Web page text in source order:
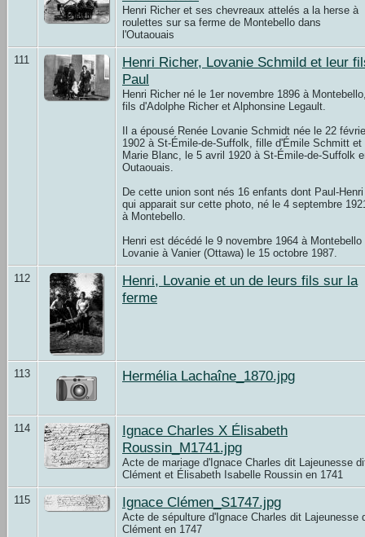
Henri Richer et ses chevreaux attelés a la herse à
roulettes sur sa ferme de Montebello dans
l'Outaouais
111
Henri Richer, Lovanie Schmild et leur
Paul
Henri Richer né le 1er novembre 1896 à
fils d'Adolphe Richer et Alphonsine Legault.
Il a épousé Renée Lovanie Schmidt née le 22
1902 à St-Émile-de-Suffolk, fille d'Émile Schmitt et
Marie Blanc, le 5 avril 1920 à St-Émile-de-Suffolk
Outaouais.
De cette union sont nés 16 enfants dont Paul-Henri
qui apparait sur cette photo, né le 4 septembre
à Montebello.
Henri est décédé le 9 novembre 1964 à Montebello
Lovanie à Vanier (Ottawa) le 15 octobre 1987.
112
Henri, Lovanie et un de leurs fils sur la
ferme
113 Hermélia Lachaîne_1870.jpg
114
Ignace Charles X Élisabeth
Roussin_M1741.jpg
Acte de mariage d'Ignace Charles dit Lajeunesse
Clément et Élisabeth Isabelle Roussin en 1741
115 Ignace Clémen_S1747.jpg
Acte de sépulture d'Ignace Charles dit Lajeunesse
Clément en 1747